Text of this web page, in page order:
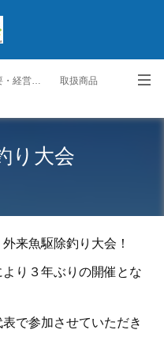
会社概要・経営理念 取扱商品
様へ スタッフ紹介
スり大会
来魚駆除釣り大会！
り３年ぶりの開催とな
で参加させていただき